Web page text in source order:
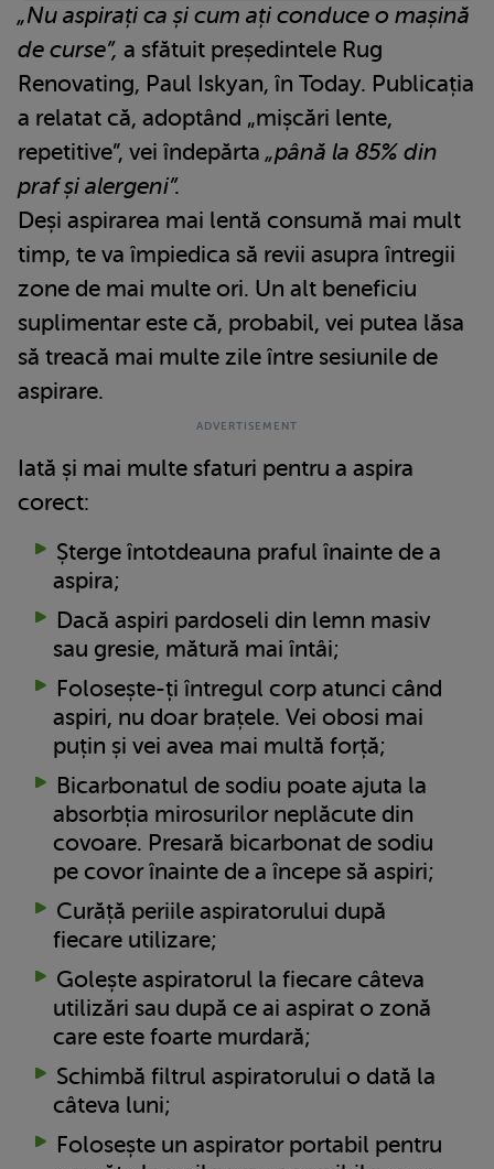
„Nu aspirați ca și cum ați conduce o mașină
de curse”, a sfătuit președintele Rug
Renovating, Paul Iskyan, în Today. Publicația
a relatat că, adoptând „mișcări lente,
repetitive”, vei îndepărta „până la 85% din
praf și alergeni”.
Deși aspirarea mai lentă consumă mai mult
timp, te va împiedica să revii asupra întregii
zone de mai multe ori. Un alt beneficiu
suplimentar este că, probabil, vei putea lăsa
să treacă mai multe zile între sesiunile de
aspirare.
Iată și mai multe sfaturi pentru a aspira
corect:
Șterge întotdeauna praful înainte de a
aspira;
Dacă aspiri pardoseli din lemn masiv
sau gresie, mătură mai întâi;
Folosește-ți întregul corp atunci când
aspiri, nu doar brațele. Vei obosi mai
puțin și vei avea mai multă forță;
Bicarbonatul de sodiu poate ajuta la
absorbția mirosurilor neplăcute din
covoare. Presară bicarbonat de sodiu
pe covor înainte de a începe să aspiri;
Curăță periile aspiratorului după
fiecare utilizare;
Golește aspiratorul la fiecare câteva
utilizări sau după ce ai aspirat o zonă
care este foarte murdară;
Schimbă filtrul aspiratorului o dată la
câteva luni;
Folosește un aspirator portabil pentru